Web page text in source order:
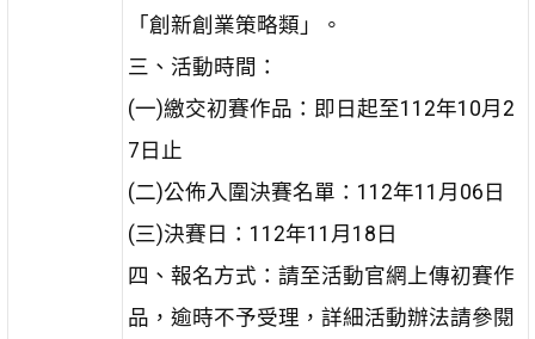
「創新創業策略類」。
三、活動時間：
(一)繳交初賽作品：即日起至112年10月2
7日止
(二)公佈入圍決賽名單：112年11月06日
(三)決賽日：112年11月18日
四、報名方式：請至活動官網上傳初賽作
品，逾時不予受理，詳細活動辦法請參閱